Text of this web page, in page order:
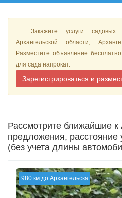
Закажите услуги
Архангельской области,
Разместите объявление
для сада напрокат.
Зарегистрироваться и
Рассмотрите ближайшие к
предложения, расстояние
(без учета длины
980 км до Архангельска